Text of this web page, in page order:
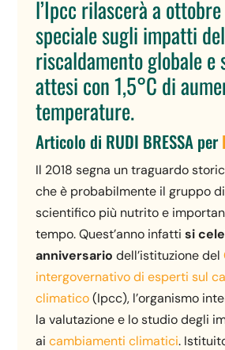
l’Ipcc rilascerà a
speciale sugli impatti del
riscaldamento globale e
attesi con 1,5°C di
temperature.
Articolo di RUDI BRESSA per
Il 2018 segna un traguardo
che è probabilmente il gruppo
scientifico più nutrito e
tempo. Quest’anno infattisi
anniversario dell’istituzione del
intergovernativo di esperti sul
climatico(Ipcc), l’organismo
la valutazione e lo studio degli
aicambiamenti climatici.